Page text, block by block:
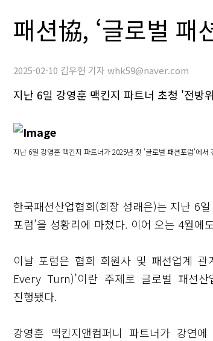
패션協, ‘글로벌 패
2025-02-10 김우현 기자 whk59@naver.com
지난 6일 강영훈 맥킨지 파트너 초청 '전방
지난 6일 강영훈 맥킨지 파트너가 2025년 첫 '글로벌 패션포럼'에서
한국패션산업협회(회장 성래은)는 지난 6
포럼’을 성황리에 마쳤다. 이어 오는 4월
이날 포럼은 협회 회원사 및 패션업계
Every Turn)’이란 주제로 글로벌 패션
진행됐다.
강영훈 맥킨지앤컴퍼니 파트너가 강연